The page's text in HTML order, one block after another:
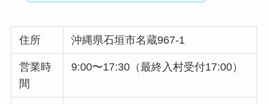
住所 沖縄県石垣市名蔵967-1
営業時
間
9:00〜17:30（最終入村受付17:00）